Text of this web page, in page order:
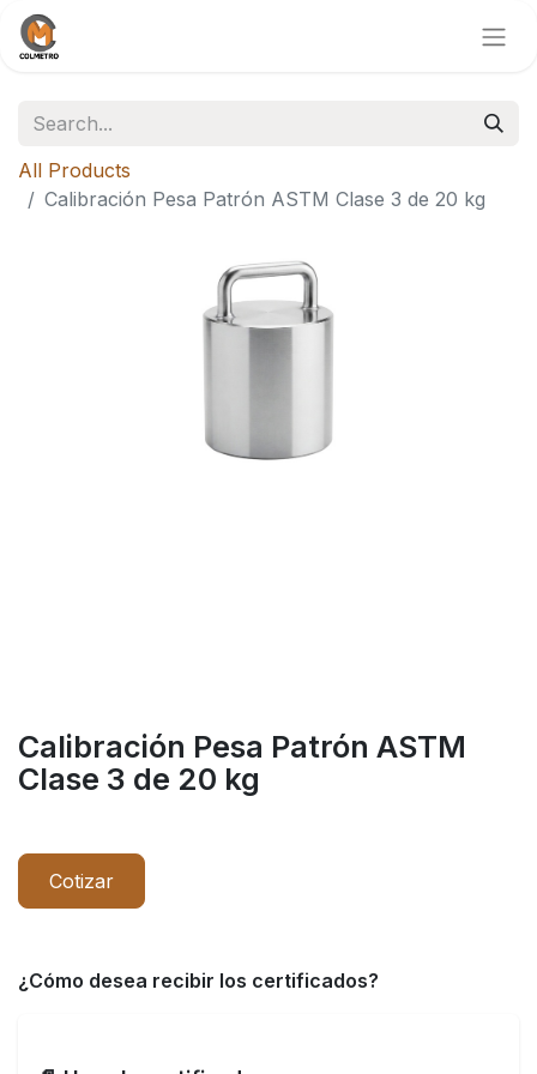
All Products
Calibración Pesa Patrón ASTM Clase 3 de 20 kg
Calibración Pesa Patrón ASTM
Clase 3 de 20 kg
Cotizar
¿Cómo desea recibir los certificados?